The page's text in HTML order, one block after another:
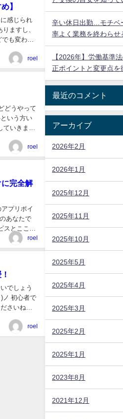
】
感じられ
ますし、
も変わっ
roel
どうやって
いう方い
ていきま
roel
に完全解
プリポイ
あなたで
とここが
roel
でしょう
ノ 初心者で
さいね！
roel
辛い休日出勤…モチベ
率よく業務を終わらせ
【2026年】労働基準
正ポイントと変更点を
最近のコメント
アーカイブ
2026年2月
2026年1月
2025年12月
2025年11月
2025年10月
2025年5月
2025年4月
2025年3月
2025年2月
2025年1月
2023年8月
2021年12月